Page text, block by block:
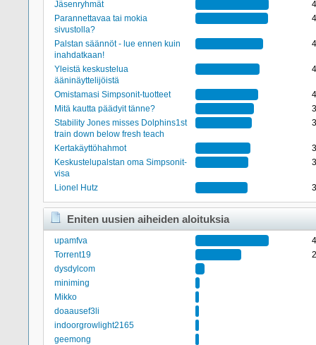
Jäsenryhmät
Parannettavaa tai mokia
sivustolla?
Palstan säännöt - lue ennen kuin
inahdatkaan!
Yleistä keskustelua
ääninäyttelijöistä
Omistamasi Simpsonit-tuotteet
Mitä kautta päädyit tänne?
Stability Jones misses Dolphins1st
train down below fresh teach
Kertakäyttöhahmot
Keskustelupalstan oma Simpsonit-
visa
Lionel Hutz
Eniten uusien aiheiden aloituksia
upamfva
Torrent19
dysdylcom
miniming
Mikko
doaausef3li
indoorgrowlight2165
geemong